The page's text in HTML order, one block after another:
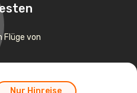
Flüge von
Nur Hinreise